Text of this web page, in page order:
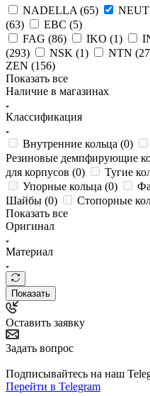
NADELLA (65)
(63) EBC (5)
FAG (86) IKO (1)
(293) NSK (1) NTN (
ZEN (156)
Показать все
Наличие в магазинах
Классификация
Внутренние кольца (0)
Резиновые демпфирующие
для корпусов (0) Тугие
Упорные кольца (0)
Шайбы (0) Стопорные
Показать все
Оригинал
Материал
Показать
Оставить заявку
Задать вопрос
Подписывайтесь на наш
Перейти в Telegram